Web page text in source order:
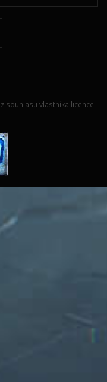
souhlasu vlastníka licence